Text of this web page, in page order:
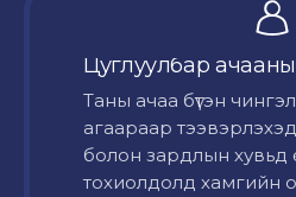
Цуглуулбар
Таны ачаа бүтэн
агаараар
болон зардлын хувьд
тохиолдолд хамгийн